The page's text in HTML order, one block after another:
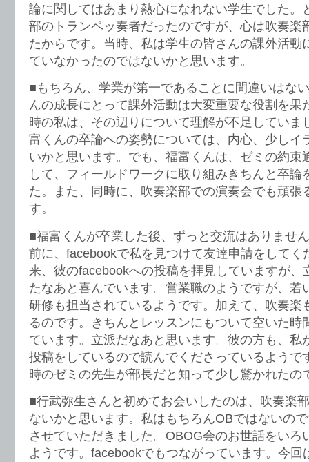
論に関してはあまり熱心になれない学生でした。
部のトランペッ奏者だったのですが、心は吹奏楽
たからです。当時、私は学生の皆さんの課外活動
ていなかったのではないかと思います。
■もちろん、学業が第一であることに間違いはな
んの成長にとって課外活動は大変重要な役割を果
時の私は、その辺りについて理解が不足していま
富くんの卒論への姿勢については、内心、少しイ
いかと思います。でも、福富くんは、ゼミの約束
して、フィールドワークに取り組みきちんと卒論
た。また、同時に、吹奏楽部での演奏会でも頑張
す。
■福富くんが卒業した後、ずっと交流はありませ
前に、facebookで私を見つけて友達申請をしてく
来、彼のfacebookへの投稿を拝見していますが、
たなあと喜んでいます。営業職のようですが、若
研修も担当されているようです。加えて、吹奏楽
るのです。きちんとレッスンにもついて空いた時
ています。立派だなあと思います。彼の方も、私
投稿をしているので読んでくださっているようで
時のゼミの先生が部長だと知って少し驚かれたの
■行武弥生さんと初めてお会いしたのは、吹奏楽
ないかと思います。私はもちろんOBではないの
させていただきました。OBOG会のお世話をいろ
ようです。facebookでもつながっています。今回